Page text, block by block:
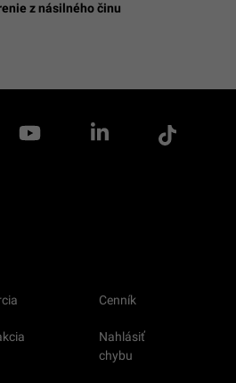
z násilného činu
Cenník
Nahlásiť
chybu